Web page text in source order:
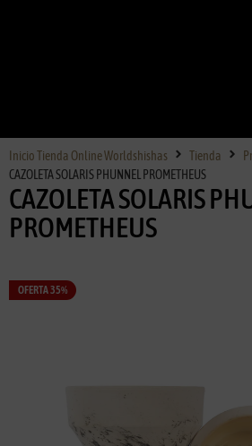
Inicio Tienda Online Worldshishas Tienda
CAZOLETA SOLARIS PHUNNEL PROMETHEUS
CAZOLETA SOLARIS
PROMETHEUS
OFERTA 35%